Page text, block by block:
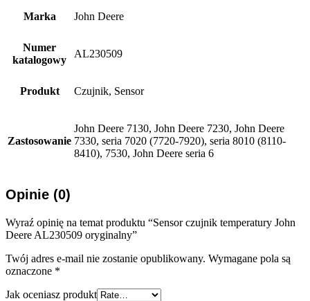
Marka John Deere
Numer
katalogowy
AL230509
Produkt Czujnik, Sensor
Zastosowanie
John Deere 7130, John Deere 7230, John Deere
7330, seria 7020 (7720-7920), seria 8010 (8110-
8410), 7530, John Deere seria 6
Opinie (0)
Wyraź opinię na temat produktu “Sensor czujnik temperatury John
Deere AL230509 oryginalny”
Twój adres e-mail nie zostanie opublikowany. Wymagane pola są
oznaczone *
Jak oceniasz produkt